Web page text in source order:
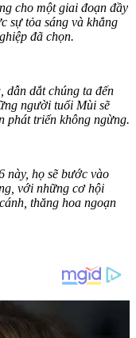
cho một giai đoạn đầy
sự tỏa sáng và khẳng
đã chọn.
dắt chúng ta đến
người tuổi Mùi sẽ
phát triển không ngừng.
này, họ sẽ bước vào
với những cơ hội
thăng hoa ngoạn